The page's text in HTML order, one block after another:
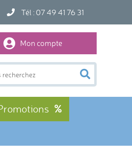
Tél : 07 49 41 76 31
Mon compte